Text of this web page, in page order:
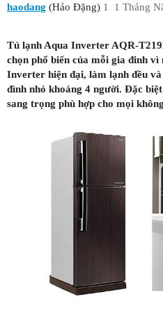
haodang (Hảo Đặng) 1 Tháng
1
Tủ lạnh Aqua Inverter AQR-
chọn phổ biến của mỗi gia đinh
Inverter hiện đại, làm lạnh đều
đình nhỏ khoảng 4 người. Đặc
sang trọng phù hợp cho mọi